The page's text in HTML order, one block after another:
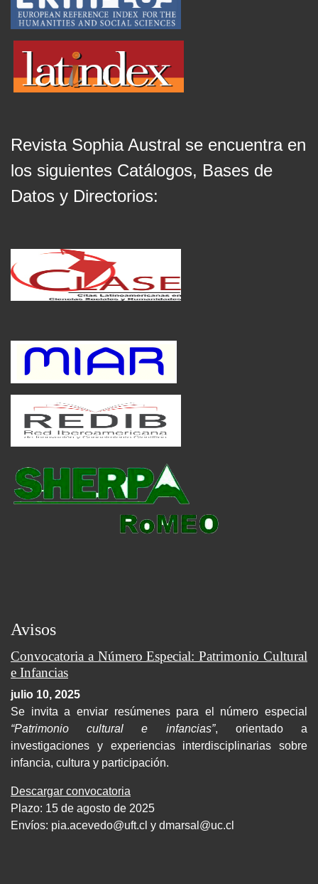
Revista Sophia Austral se encuentra en
los siguientes Catálogos, Bases de
Datos y Directorios:
Avisos
Convocatoria a Número Especial: Patrimonio Cultural
e Infancias
julio 10, 2025
Se invita a enviar resúmenes para el número especial
“Patrimonio cultural e infancias”, orientado a
investigaciones y experiencias interdisciplinarias sobre
infancia, cultura y participación.
Descargar convocatoria
Plazo: 15 de agosto de 2025
Envíos: pia.acevedo@uft.cl y dmarsal@uc.cl